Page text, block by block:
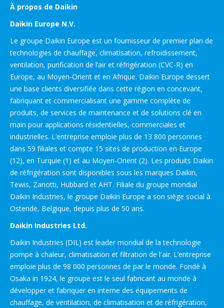
À propos de Daikin
Daikin Europe N.V.
Le groupe Daikin Europe est un fournisseur de premier plan de
technologies de chauffage, climatisation, refroidissement,
ventilation, purification de l’air et réfrigération (CVC-R) en
Europe, au Moyen-Orient et en Afrique. Daikin Europe dessert
une base clients diversifiée dans cette région en concevant,
fabriquant et commercialisant une gamme complète de
produits, de services de maintenance et de solutions clé en
main pour applications résidentielles, commerciales et
industrielles. L’entreprise emploie plus de 13 800 personnes
dans 59 filiales et compte 15 sites de production en Europe
(12), en Turquie (1) et au Moyen-Orient (2). Les produits Daikin
de réfrigération sont disponibles sous les marques Daikin,
Tewis, Zanotti, Hubbard et AHT. Filiale du groupe mondial
Daikin Industries, le groupe Daikin Europe a son siège social à
Ostende, Belgique, depuis plus de 50 ans.
Daikin Industries Ltd.
Daikin Industries (DIL) est leader mondial de la technologie
pompe à chaleur, climatisation et filtration de l'air. L’entreprise
emploie plus de 98 000 personnes de par le monde. Fondé à
Osaka in 1924, le groupe est le seul fabricant au monde à
développer et fabriquer en interne des équipements de
chauffage, de ventilation, de climatisation et de réfrigération,